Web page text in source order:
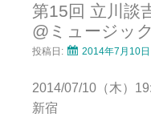
ン
ツ
へ
キ
ッ
第15回 立川談
@ミュージッ
投稿日: 2014年7月10日
2014/07/10（木）
新宿